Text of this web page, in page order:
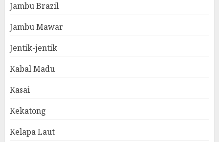
Jambu Brazil
Jambu Mawar
Jentik-jentik
Kabal Madu
Kasai
Kekatong
Kelapa Laut